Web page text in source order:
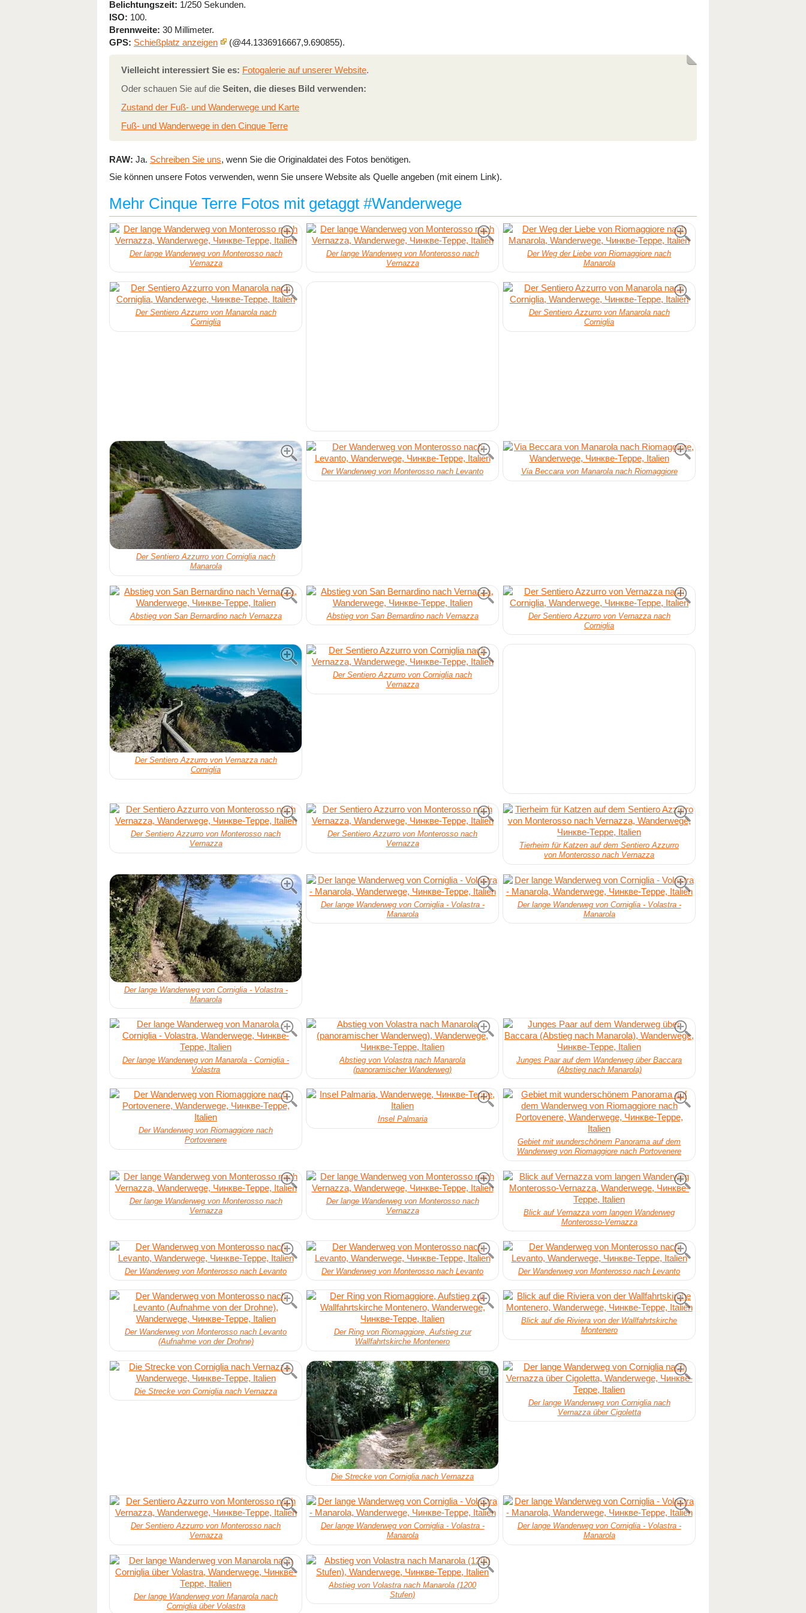
Belichtungszeit: 1/250 Sekunden.
ISO: 100.
Brennweite: 30 Millimeter.
GPS: Schießplatz anzeigen (@44.1336916667,9.690855).
Vielleicht interessiert Sie es: Fotogalerie auf unserer Website.
Oder schauen Sie auf die Seiten, die dieses Bild verwenden:
Zustand der Fuß- und Wanderwege und Karte
Fuß- und Wanderwege in den Cinque Terre
RAW: Ja. Schreiben Sie uns, wenn Sie die Originaldatei des Fotos benötigen.
Sie können unsere Fotos verwenden, wenn Sie unsere Website als Quelle angeben (mit einem Link).
Mehr Cinque Terre Fotos mit getaggt #Wanderwege
Der lange Wanderweg von Monterosso nach
Vernazza
Der lange Wanderweg von Monterosso nach
Vernazza
Der Weg der Liebe von Riomaggiore nach
Manarola
Der Sentiero Azzurro von Manarola nach
Corniglia
Der Sentiero Azzurro von Manarola nach
Corniglia
Der Sentiero Azzurro von Corniglia nach
Manarola
Der Wanderweg von Monterosso nach Levanto Via Beccara von Manarola nach Riomaggiore
Abstieg von San Bernardino nach Vernazza Abstieg von San Bernardino nach Vernazza
Der Sentiero Azzurro von Vernazza nach
Corniglia
Der Sentiero Azzurro von Vernazza nach
Corniglia
Der Sentiero Azzurro von Corniglia nach
Vernazza
Der Sentiero Azzurro von Monterosso nach
Vernazza
Der Sentiero Azzurro von Monterosso nach
Vernazza
Tierheim für Katzen auf dem Sentiero Azzurro
von Monterosso nach Vernazza
Der lange Wanderweg von Corniglia - Volastra -
Manarola
Der lange Wanderweg von Corniglia - Volastra -
Manarola
Der lange Wanderweg von Corniglia - Volastra -
Manarola
Der lange Wanderweg von Manarola - Corniglia -
Volastra
Abstieg von Volastra nach Manarola
(panoramischer Wanderweg)
Junges Paar auf dem Wanderweg über Baccara
(Abstieg nach Manarola)
Der Wanderweg von Riomaggiore nach
Portovenere
Insel Palmaria
Gebiet mit wunderschönem Panorama auf dem
Wanderweg von Riomaggiore nach Portovenere
Der lange Wanderweg von Monterosso nach
Vernazza
Der lange Wanderweg von Monterosso nach
Vernazza
Blick auf Vernazza vom langen Wanderweg
Monterosso-Vernazza
Der Wanderweg von Monterosso nach Levanto Der Wanderweg von Monterosso nach Levanto Der Wanderweg von Monterosso nach Levanto
Der Wanderweg von Monterosso nach Levanto
(Aufnahme von der Drohne)
Der Ring von Riomaggiore, Aufstieg zur
Wallfahrtskirche Montenero
Blick auf die Riviera von der Wallfahrtskirche
Montenero
Die Strecke von Corniglia nach Vernazza
Die Strecke von Corniglia nach Vernazza
Der lange Wanderweg von Corniglia nach
Vernazza über Cigoletta
Der Sentiero Azzurro von Monterosso nach
Vernazza
Der lange Wanderweg von Corniglia - Volastra -
Manarola
Der lange Wanderweg von Corniglia - Volastra -
Manarola
Der lange Wanderweg von Manarola nach
Corniglia über Volastra
Abstieg von Volastra nach Manarola (1200
Stufen)